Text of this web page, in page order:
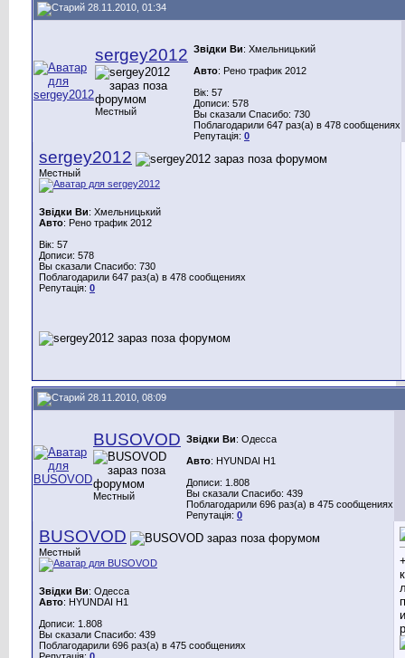
28.11.2010, 01:34
sergey2012
Местный
Звідки Ви: Хмельницький
Авто: Рено трафик 2012
Вік: 57
Дописи: 578
Вы сказали Спасибо: 730
Поблагодарили 647 раз(а) в 478 сообщениях
Репутація: 0
sergey2012
Местный
Звідки Ви: Хмельницький
Авто: Рено трафик 2012
Вік: 57
Дописи: 578
Вы сказали Спасибо: 730
Поблагодарили 647 раз(а) в 478 сообщениях
Репутація: 0
28.11.2010, 08:09
BUSOVOD
Местный
Звідки Ви: Одесса
Авто: HYUNDAI H1
Дописи: 1.808
Вы сказали Спасибо: 439
Поблагодарили 696 раз(а) в 475 сообщениях
Репутація: 0
BUSOVOD
Местный
Звідки Ви: Одесса
Авто: HYUNDAI H1
Дописи: 1.808
Вы сказали Спасибо: 439
Поблагодарили 696 раз(а) в 475 сообщениях
Репутація: 0